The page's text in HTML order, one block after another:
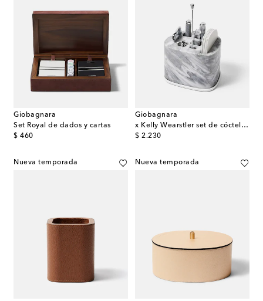
Giobagnara
Set Royal de dados y cartas
$ 460
original price
Giobagnara
x Kelly Wearstler set de cóctel Maris
$ 2.230
original price
Nueva temporada Nueva temporada